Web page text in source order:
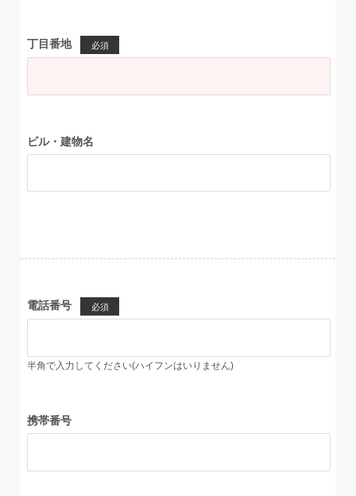
丁目番地 必須
ビル・建物名
電話番号 必須
半角で入力してください(ハイフンはいりません)
携帯番号